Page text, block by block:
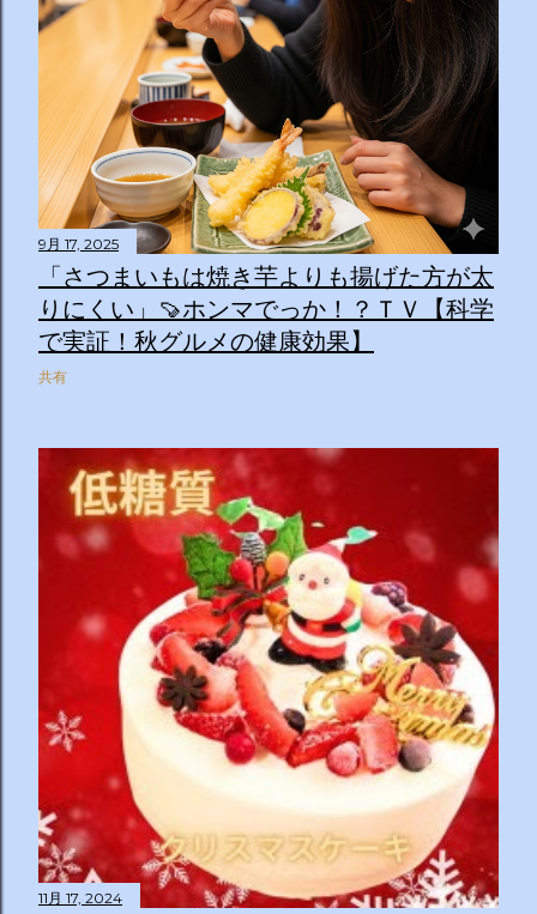
9月 17, 2025
「さつまいもは焼き芋よりも揚げた方が太
りにくい」🍠ホンマでっか！？ＴＶ【科学
で実証！秋グルメの健康効果】
共有
11月 17, 2024